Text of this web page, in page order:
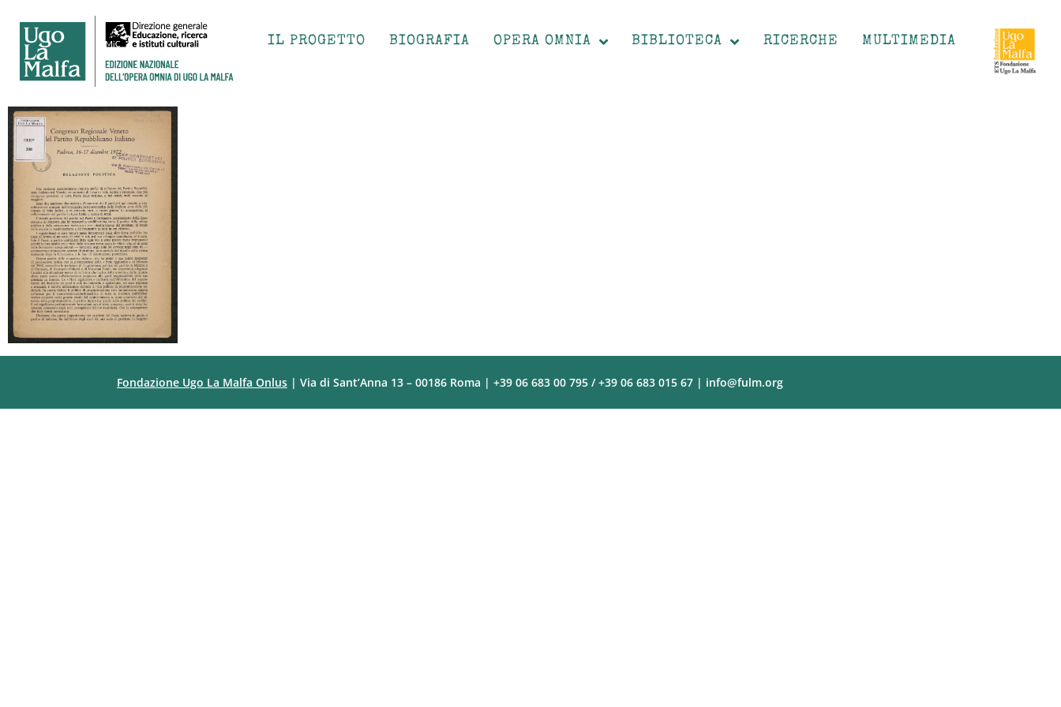
IL PROGETTO BIOGRAFIA OPERA OMNIA BIBLIOTECA RICERCHE MULTIMEDIA
Fondazione Ugo La Malfa Onlus | Via di Sant’Anna 13 – 00186 Roma | +39 06 683 00 795 / +39 06 683 015 67 | info@fulm.org